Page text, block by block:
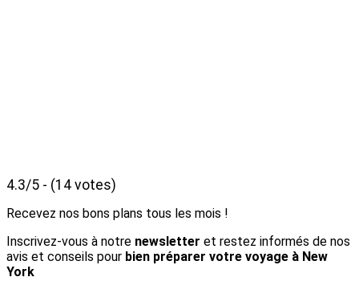
4.3/5 - (14 votes)
Recevez nos bons plans tous les mois !
Inscrivez-vous à notre newsletter et restez informés de nos
avis et conseils pour bien préparer votre voyage à New
York